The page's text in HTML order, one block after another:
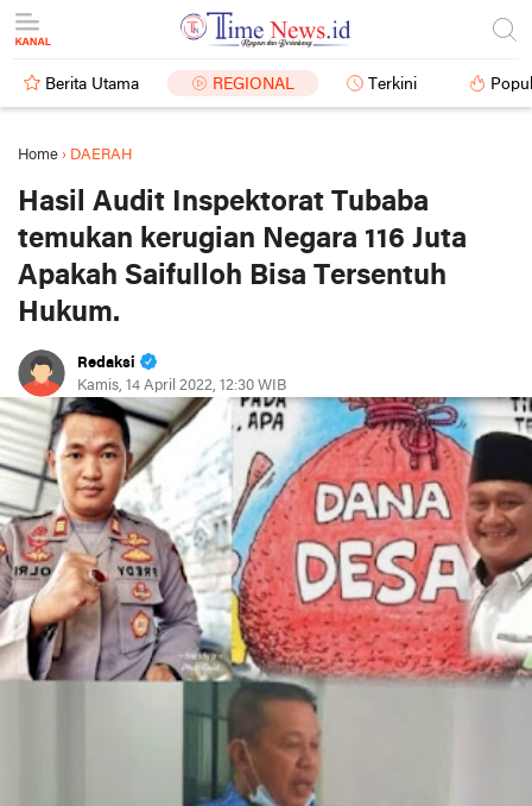
Berita Utama REGIONAL Terkini
Home › DAERAH
Hasil Audit Inspektorat Tubaba
temukan kerugian Negara 116 Juta
Apakah Saifulloh Bisa Tersentuh
Hukum.
Redaksi
Kamis, 14 April 2022, 12:30 WIB